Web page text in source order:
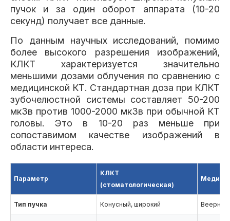
пучок и за один оборот аппарата (10-20
секунд) получает все данные.
По данным научных исследований, помимо
более высокого разрешения изображений,
КЛКТ характеризуется значительно
меньшими дозами облучения по сравнению с
медицинской КТ. Стандартная доза при КЛКТ
зубочелюстной системы составляет 50-200
мкЗв против 1000-2000 мкЗв при обычной КТ
головы. Это в 10-20 раз меньше при
сопоставимом качестве изображений в
области интереса.
Параметр
КЛКТ
(стоматологическая)
Тип пучка Конусный, широкий Веерный,